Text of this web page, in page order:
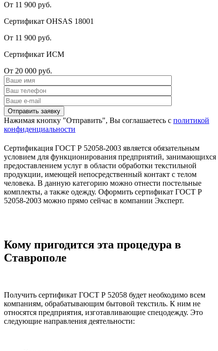
От 11 900 руб.
Сертификат OHSAS 18001
От 11 900 руб.
Сертификат ИСМ
От 20 000 руб.
Нажимая кнопку "Отправить", Вы соглашаетесь с политикой
конфиденциальности
Сертификация ГОСТ Р 52058-2003 является обязательным
условием для функционирования предприятий, занимающихся
предоставлением услуг в области обработки текстильной
продукции, имеющей непосредственный контакт с телом
человека. В данную категорию можно отнести постельные
комплекты, а также одежду. Оформить сертификат ГОСТ Р
52058-2003 можно прямо сейчас в компании Эксперт.
Кому пригодится эта процедура в
Ставрополе
Получить сертификат ГОСТ Р 52058 будет необходимо всем
компаниям, обрабатывающим бытовой текстиль. К ним не
относятся предприятия, изготавливающие спецодежду. Это
следующие направления деятельности: